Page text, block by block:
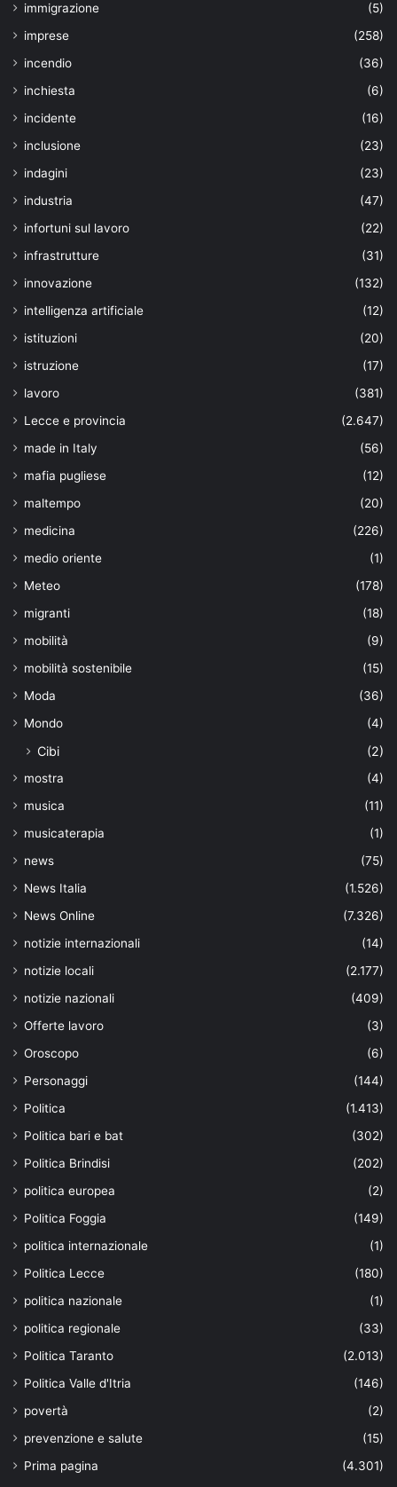
immigrazione
(5)
imprese
(258)
incendio
(36)
inchiesta
(6)
incidente
(16)
inclusione
(23)
indagini
(23)
industria
(47)
infortuni sul lavoro
(22)
infrastrutture
(31)
innovazione
(132)
intelligenza artificiale
(12)
istituzioni
(20)
istruzione
(17)
lavoro
(381)
Lecce e provincia
(2.647)
made in Italy
(56)
mafia pugliese
(12)
maltempo
(20)
medicina
(226)
medio oriente
(1)
Meteo
(178)
migranti
(18)
mobilità
(9)
mobilità sostenibile
(15)
Moda
(36)
Mondo
(4)
Cibi (2)
mostra
(4)
musica
(11)
musicaterapia
(1)
news
(75)
News Italia
(1.526)
News Online
(7.326)
notizie internazionali
(14)
notizie locali
(2.177)
notizie nazionali
(409)
Offerte lavoro
(3)
Oroscopo
(6)
Personaggi
(144)
Politica
(1.413)
Politica bari e bat
(302)
Politica Brindisi
(202)
politica europea
(2)
Politica Foggia
(149)
politica internazionale
(1)
Politica Lecce
(180)
politica nazionale
(1)
politica regionale
(33)
Politica Taranto
(2.013)
Politica Valle d'Itria
(146)
povertà
(2)
prevenzione e salute
(15)
Prima pagina
(4.301)